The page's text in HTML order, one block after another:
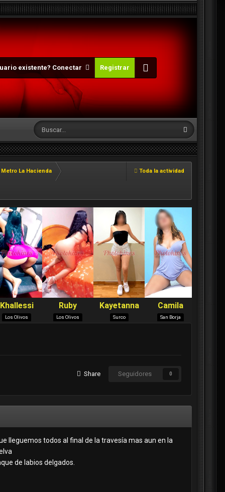
existente? Conectar Registrar
Toda la actividad
La Hacienda
Share Seguidores 0
lleguemos todos al final de la travesía mas aun en la
de labios delgados.